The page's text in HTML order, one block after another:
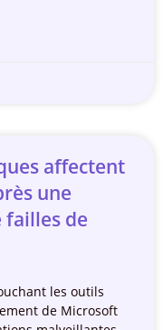
affectent
une
failles de
les outils
de Microsoft